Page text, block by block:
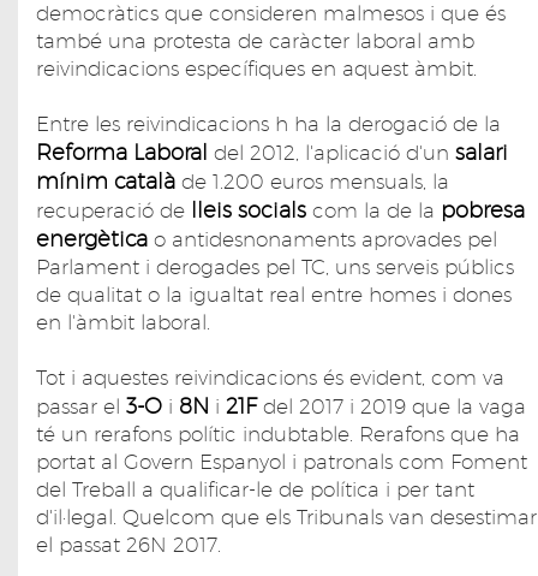
democràtics que consideren malmesos i que és
també una protesta de caràcter laboral amb
reivindicacions específiques en aquest àmbit.
Entre les reivindicacions h ha la derogació de la
Reforma Laboral del 2012, l'aplicació d'un salari
mínim català de 1.200 euros mensuals, la
recuperació de
lleis socials com la de la pobresa
energètica o antidesnonaments aprovades pel
Parlament i derogades pel TC, uns serveis públics
de qualitat o la igualtat real entre homes i dones
en l'àmbit laboral.
Tot i aquestes reivindicacions és evident, com va
passar el 3-O i 8N i 21F del 2017 i 2019 que la vaga
té un rerafons polític indubtable. Rerafons que ha
portat al Govern Espanyol i patronals com Foment
del Treball a qualificar-le de política i per tant
d'il·legal. Quelcom que els Tribunals van desestimar
el passat 26N 2017.